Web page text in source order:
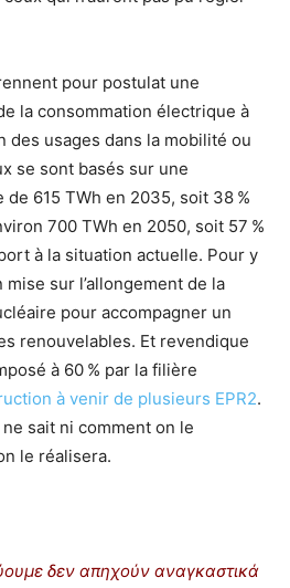
pour postulat une
la consommation électrique à
des usages dans la mobilité ou
se sont basés sur une
de 615 TWh en 2035, soit 38 %
700 TWh en 2050, soit 57 %
à la situation actuelle. Pour y
sur l’allongement de la
pour accompagner un
renouvelables. Et revendique
à 60 % par la filière
à venir de plusieurs EPR2.
sait ni comment on le
le réalisera.
δεν απηχούν αναγκαστικά